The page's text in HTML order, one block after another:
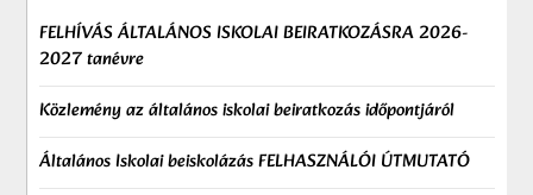
FELHÍVÁS ÁLTALÁNOS ISKOLAI BEIRATKOZÁSRA 2026-
2027 tanévre
Közlemény az általános iskolai beiratkozás időpontjáról
Általános Iskolai beiskolázás FELHASZNÁLÓI ÚTMUTATÓ